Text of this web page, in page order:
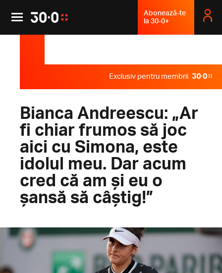
Abonează-te
la 30-0+
Exclusiv pentru membrii
Bianca Andreescu: „Ar
fi chiar frumos să joc
aici cu Simona, este
idolul meu. Dar acum
cred că am și eu o
șansă să câștig!”